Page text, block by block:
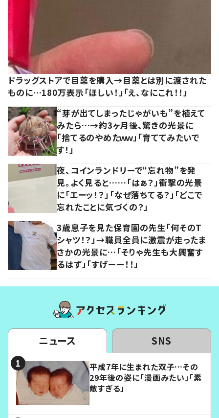
ドラッグストアで目薬を購入→目薬とは別に渡された
ものに…180万表示「ほしい！」「え、なにこれ！！」
“芽が出てしまったじゃがいも”を植えて
みたら…→約3ヶ月後、驚きの光景に
「捨てるのやめたｗｗ」「育ててみたいで
す！」
夜、コインランドリーで“忘れ物”を発
見。よく見ると……「はぁ？」衝撃の光景
に「エーッ！？」「なぜ落ちてる？」「どこで
忘れたことに気づくの？」
3歳息子を見た保育園の先生「何そのT
シャツ！？」→職員全員に激震が走ったま
さかの光景に…「そりゃ先生も大興奮す
るはず」「すげーー！！」
ニュース SNS
平成7年に生まれた双子…その
29年後の姿に「漫画みたい」「素
敵すぎる」